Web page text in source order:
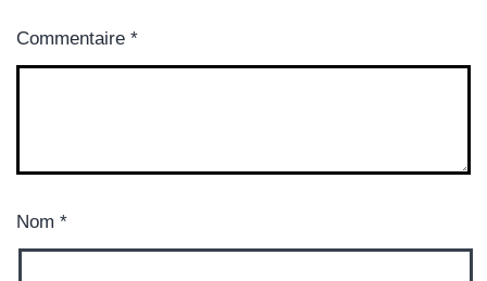
Commentaire *
Nom *